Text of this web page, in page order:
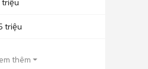
triệu
triệu
thêm